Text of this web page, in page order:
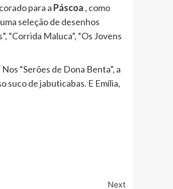
para a Páscoa , como
seleção de desenhos
“Corrida Maluca”, “Os Jovens
“Serões de Dona Benta”, a
suco de jabuticabas. E Emília,
Next